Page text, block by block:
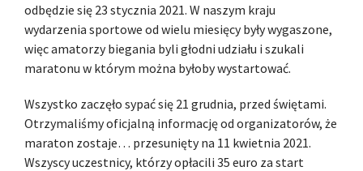
odbędzie się 23 stycznia 2021. W naszym kraju
wydarzenia sportowe od wielu miesięcy były wygaszone,
więc amatorzy biegania byli głodni udziału i szukali
maratonu w którym można byłoby wystartować.
Wszystko zaczęło sypać się 21 grudnia, przed świętami.
Otrzymaliśmy oficjalną informację od organizatorów, że
maraton zostaje… przesunięty na 11 kwietnia 2021.
Wszyscy uczestnicy, którzy opłacili 35 euro za start